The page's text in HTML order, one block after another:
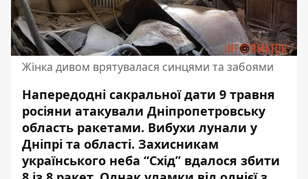
Жінка дивом врятувалася синцями та забоями
Напередодні сакральної дати 9 травня
росіяни атакували Дніпропетровську
область ракетами. Вибухи лунали у
Дніпрі та області. Захисникам
українського неба “Схід” вдалося збити